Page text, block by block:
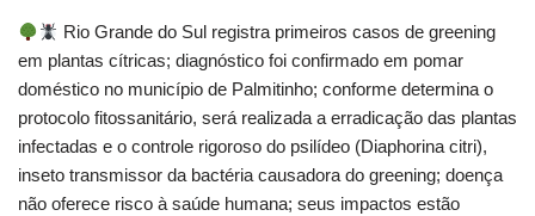
Rio Grande do Sul registra primeiros casos de greening
em plantas cítricas; diagnóstico foi confirmado em pomar
doméstico no município de Palmitinho; conforme determina o
protocolo fitossanitário, será realizada a erradicação das plantas
infectadas e o controle rigoroso do psilídeo (Diaphorina citri),
inseto transmissor da bactéria causadora do greening; doença
não oferece risco à saúde humana; seus impactos estão